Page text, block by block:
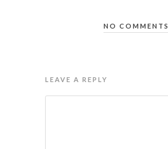
NO COMMENTS
LEAVE A REPLY